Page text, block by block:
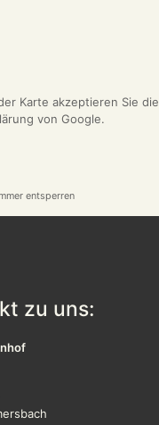
Karte akzeptieren Sie die
von Google.
entsperren
zu uns: